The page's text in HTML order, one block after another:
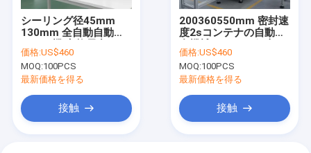
シーリング径45mm
130mm 全自動自動シ
0.14KW パッケージラ
イン統合に適していま
す
価格:US$460
MOQ:100PCS
最新価格を得る
接触
200360550mm 密封速
度2sコンテナの自動結
インでのパフォーマン
スを提供
価格:US$460
MOQ:100PCS
最新価格を得る
接触